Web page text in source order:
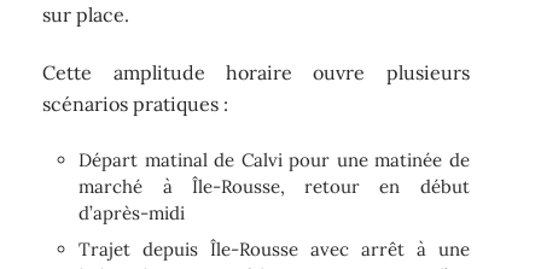
sur place.
Cette amplitude horaire ouvre plusieurs
scénarios pratiques :
Départ matinal de Calvi pour une matinée de
marché à Île-Rousse, retour en début
d’après-midi
Trajet depuis Île-Rousse avec arrêt à une